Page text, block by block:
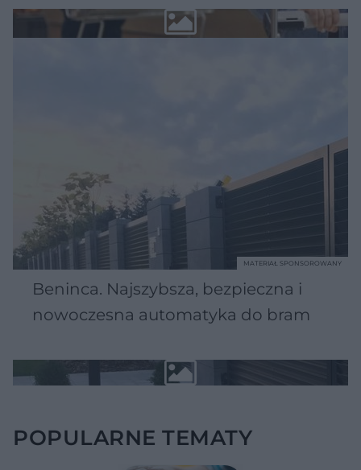
Beninca. Najszybsza, bezpieczna i
nowoczesna automatyka do bram
MATERIAŁ SPONSOROWANY
POPULARNE TEMATY